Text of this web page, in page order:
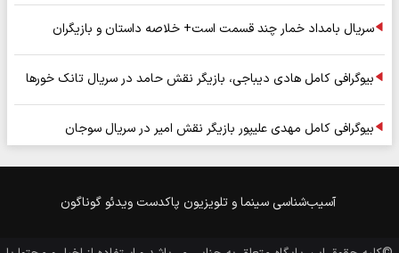
سریال بامداد خمار چند قسمت است+ خلاصه داستان و بازیگران
بیوگرافی کامل هادی دیباجی، بازیگر نقش حامد در سریال تانک خورها
بیوگرافی کامل مهدی علیپور بازیگر نقش امیر در سریال سوجان
آسیب‌شناسی سینما و تلویزیون پاکدست ویدئو گوناگون